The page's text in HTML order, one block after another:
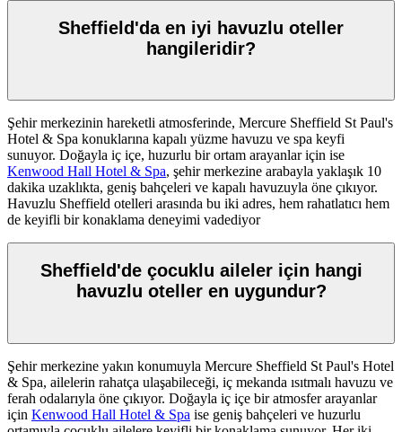
Sheffield'da en iyi havuzlu oteller
hangileridir?
Şehir merkezinin hareketli atmosferinde, Mercure Sheffield St Paul's
Hotel & Spa konuklarına kapalı yüzme havuzu ve spa keyfi
sunuyor. Doğayla iç içe, huzurlu bir ortam arayanlar için ise
Kenwood Hall Hotel & Spa, şehir merkezine arabayla yaklaşık 10
dakika uzaklıkta, geniş bahçeleri ve kapalı havuzuyla öne çıkıyor.
Havuzlu Sheffield otelleri arasında bu iki adres, hem rahatlatıcı hem
de keyifli bir konaklama deneyimi vadediyor
Sheffield'de çocuklu aileler için hangi
havuzlu oteller en uygundur?
Şehir merkezine yakın konumuyla Mercure Sheffield St Paul's Hotel
& Spa, ailelerin rahatça ulaşabileceği, iç mekanda ısıtmalı havuzu ve
ferah odalarıyla öne çıkıyor. Doğayla iç içe bir atmosfer arayanlar
için Kenwood Hall Hotel & Spa ise geniş bahçeleri ve huzurlu